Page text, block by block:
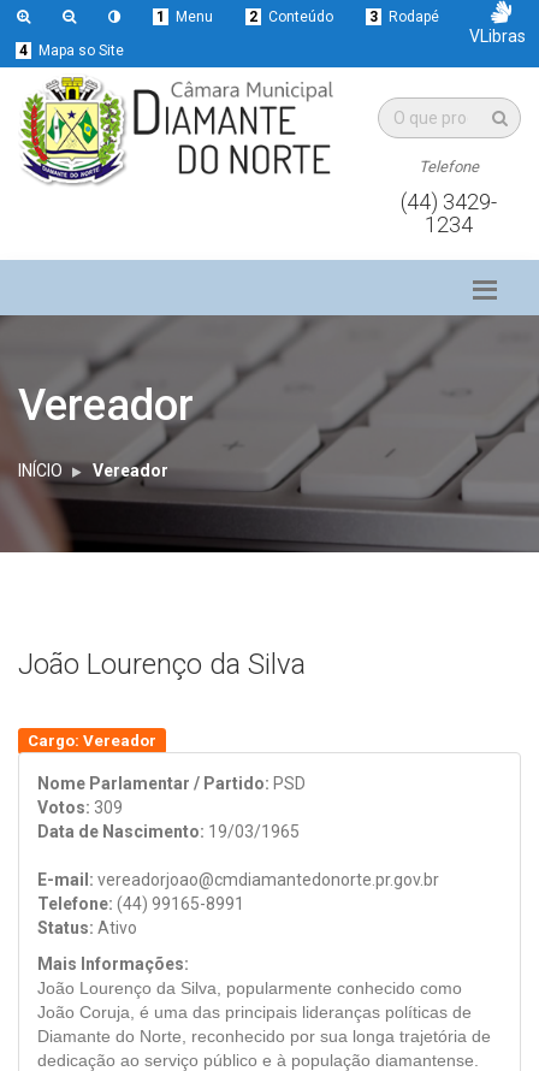
1 Menu 2 Conteúdo 3
Rodapé
4
Mapa so Site
VLibras
Telefone
(44) 3429-
1234
Vereador
INÍCIO Vereador
João Lourenço da Silva
Cargo: Vereador
Nome Parlamentar / Partido: PSD
Votos: 309
Data de Nascimento: 19/03/1965
E-mail: vereadorjoao@cmdiamantedonorte.pr.gov.br
Telefone: (44) 99165-8991
Status: Ativo
Mais Informações:
João Lourenço da Silva, popularmente conhecido como
João Coruja, é uma das principais lideranças políticas de
Diamante do Norte , reconhecido por sua longa trajetória de
dedicação ao serviço público e à população diamantense.